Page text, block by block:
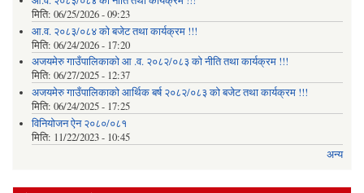
मिति: 06/25/2026 - 09:23
आ.व. २०८३/०८४ को बजेट तथा कार्यक्रम !!!
मिति: 06/24/2026 - 17:20
अजयमेरु गाउँपालिकाको आ .व. २०८२/०८३ को नीति तथा कार्यक्रम !!!
मिति: 06/27/2025 - 12:37
अजयमेरु गाउँपालिकाको आर्थिक बर्ष २०८२/०८३ को बजेट तथा कार्यक्रम !!!
मिति: 06/24/2025 - 17:25
विनियोजन ऐन २०८०/०८१
मिति: 11/22/2023 - 10:45
अन्य